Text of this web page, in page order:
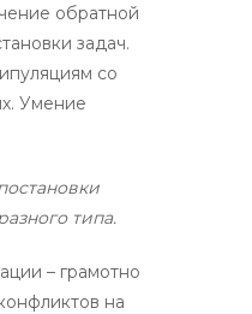
обратной
задач.
со
Умение
типа.
– грамотно
на